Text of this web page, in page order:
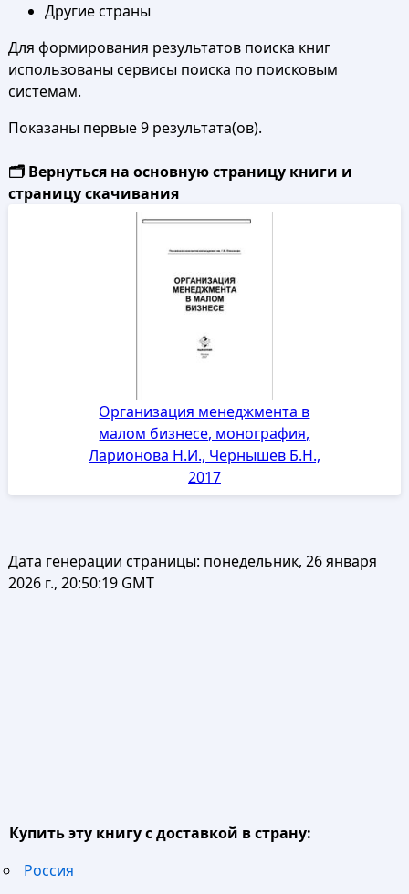
Другие страны
Для формирования результатов поиска книг
использованы сервисы поиска по поисковым
системам.
Показаны первые 9 результата(ов).
🗂️ Вернуться на основную страницу книги и
страницу скачивания
Организация менеджмента в
малом бизнесе, монография,
Ларионова Н.И., Чернышев Б.Н.,
2017
Дата генерации страницы: понедельник, 26 января
2026 г., 20:50:19 GMT
Купить эту книгу с доставкой в страну:
Россия